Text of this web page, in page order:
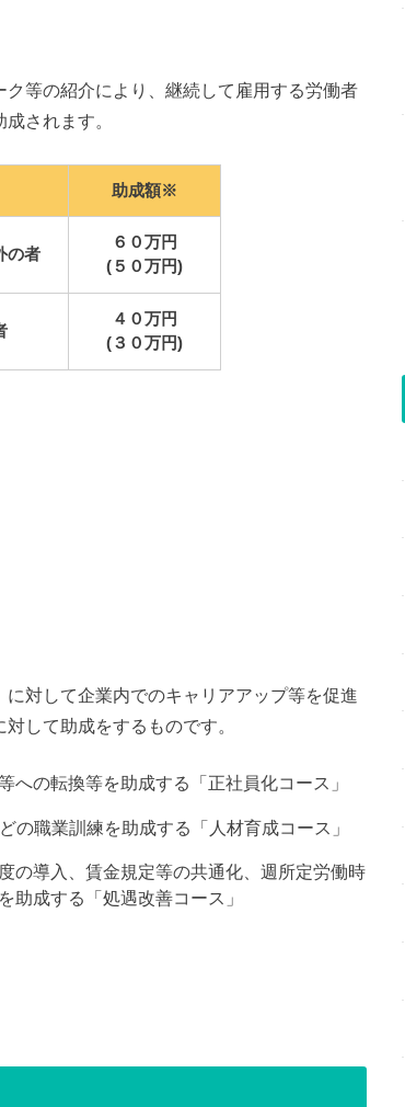
等の紹介により、継続して雇用する労働者
成されます。
助成額※
の者
６０万円
(５０万円)
４０万円
(３０万円)
対して企業内でのキャリアアップ等を促進
して助成をするものです。
の転換等を助成する「正社員化コース」
の職業訓練を助成する「人材育成コース」
の導入、賃金規定等の共通化、週所定労働時
助成する「処遇改善コース」